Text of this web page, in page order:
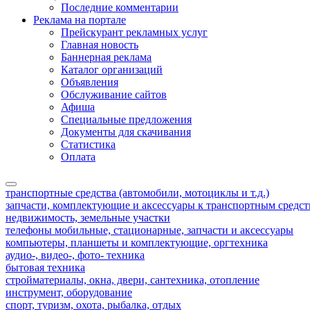
Последние комментарии
Реклама на портале
Прейскурант рекламных услуг
Главная новость
Баннерная реклама
Каталог организаций
Объявления
Обслуживание сайтов
Афиша
Специальные предложения
Документы для скачивания
Статистика
Оплата
транспортные средства (автомобили, мотоциклы и т.д.)
запчасти, комплектующие и аксессуары к транспортным
недвижимость, земельные участки
телефоны мобильные, стационарные, запчасти и аксессуары
компьютеры, планшеты и комплектующие, оргтехника
аудио-, видео-, фото- техника
бытовая техника
стройматериалы, окна, двери, сантехника, отопление
инструмент, оборудование
спорт, туризм, охота, рыбалка, отдых